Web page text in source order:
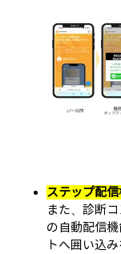
ステップ配
また、診断
の自動配信
トへ囲い込